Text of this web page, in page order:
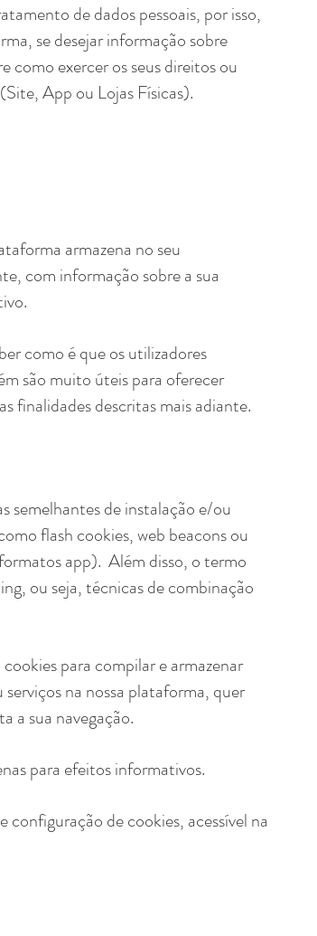
de dados pessoais, por isso,
se desejar informação sobre
como exercer os seus direitos ou
App ou Lojas Físicas).
armazena no seu
com informação sobre a sua
como é que os utilizadores
são muito úteis para oferecer
finalidades descritas mais adiante.
semelhantes de instalação e/ou
flash cookies, web beacons ou
app). Além disso, o termo
ou seja, técnicas de combinação
para compilar e armazenar
na nossa plataforma, quer
a sua navegação.
para efeitos informativos.
de cookies, acessível na